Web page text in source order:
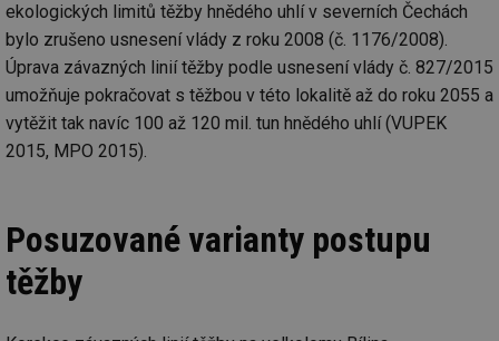
ekologických limitů těžby hnědého uhlí v severních Čechách
bylo zrušeno usnesení vlády z roku 2008 (č. 1176/2008).
Úprava závazných linií těžby podle usnesení vlády č. 827/2015
umožňuje pokračovat s těžbou v této lokalitě až do roku 2055 a
vytěžit tak navíc 100 až 120 mil. tun hnědého uhlí (VUPEK
2015, MPO 2015).
Posuzované varianty postupu
těžby